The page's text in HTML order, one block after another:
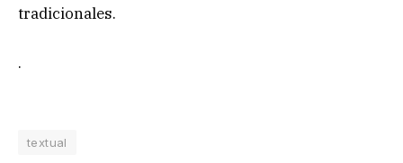
tradicionales.
.
textual